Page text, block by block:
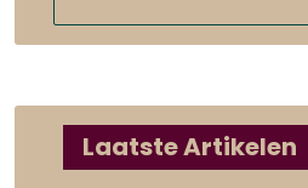
Laatste Artikelen